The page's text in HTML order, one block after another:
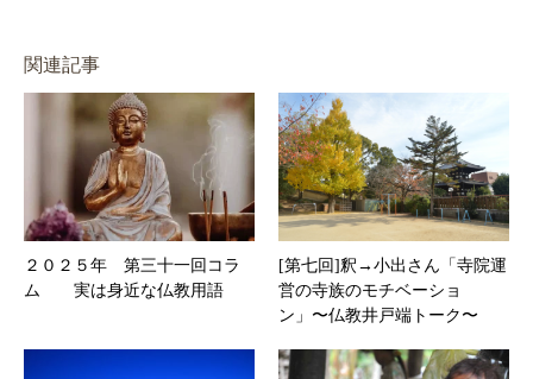
関連記事
２０２５年 第三十一回コラ
ム 実は身近な仏教用語
[第七回]釈→小出さん「寺院運
営の寺族のモチベーショ
ン」〜仏教井戸端トーク〜